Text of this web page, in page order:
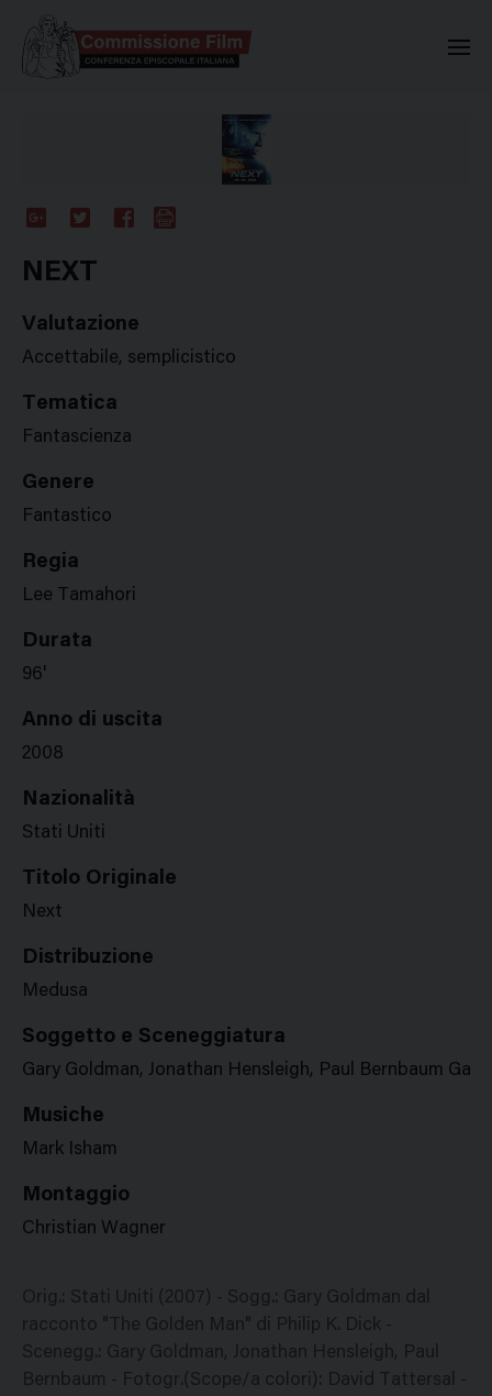
Plus
NEXT
Valutazione
Accettabile, semplicistico
Tematica
Fantascienza
Genere
Fantastico
Regia
Lee Tamahori
Durata
96'
Anno di uscita
2008
Nazionalità
Stati Uniti
Titolo Originale
Next
Distribuzione
Medusa
Soggetto e Sceneggiatura
Gary Goldman, Jonathan Hensleigh, Paul Bernbaum
Musiche
Mark Isham
Montaggio
Christian Wagner
Orig.: Stati Uniti (2007) - Sogg.: Gary Goldman dal
racconto "The Golden Man" di Philip K. Dick -
Scenegg.: Gary Goldman, Jonathan Hensleigh, Paul
Bernbaum - Fotogr.(Scope/a colori): David Tattersal -